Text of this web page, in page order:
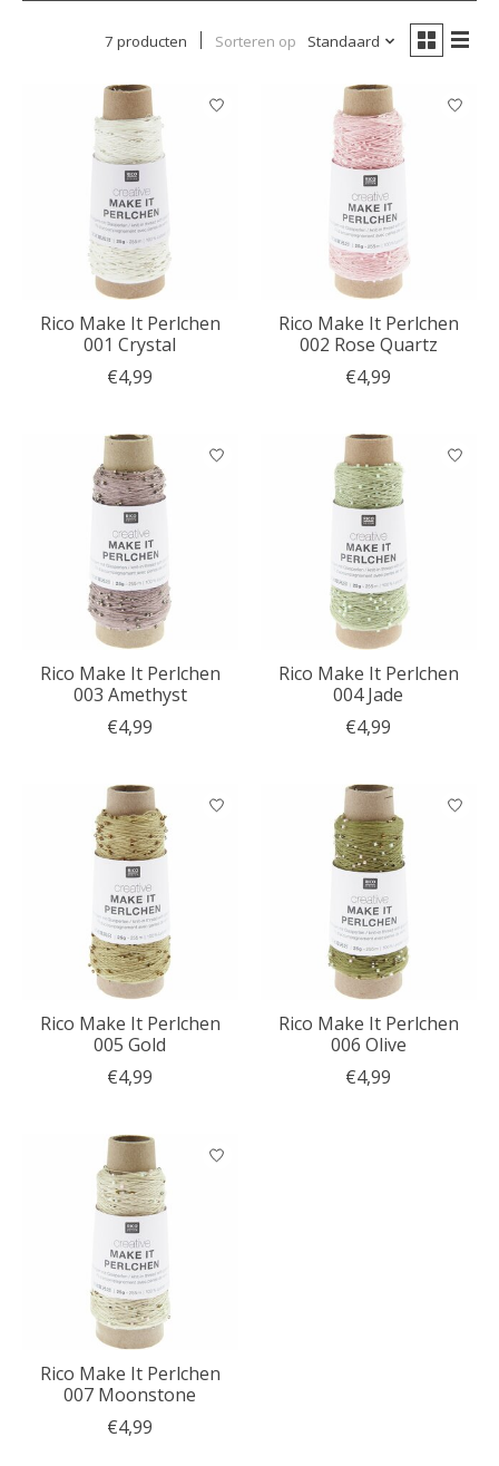
7 producten Sorteren op Standaard
Rico Make It Perlchen
001 Crystal
€4,99
Rico Make It Perlchen
002 Rose Quartz
€4,99
Rico Make It Perlchen
003 Amethyst
€4,99
Rico Make It Perlchen
004 Jade
€4,99
Rico Make It Perlchen
005 Gold
€4,99
Rico Make It Perlchen
006 Olive
€4,99
Rico Make It Perlchen
007 Moonstone
€4,99